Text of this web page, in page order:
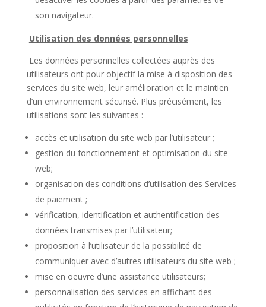
son navigateur.
Utilisation des données personnelles
Les données personnelles collectées auprès des
utilisateurs ont pour objectif la mise à disposition des
services du site web, leur amélioration et le maintien
d’un environnement sécurisé. Plus précisément, les
utilisations sont les suivantes :
accès et utilisation du site web par l’utilisateur ;
gestion du fonctionnement et optimisation du site
web;
organisation des conditions d’utilisation des Services
de paiement ;
vérification, identification et authentification des
données transmises par l’utilisateur;
proposition à l’utilisateur de la possibilité de
communiquer avec d’autres utilisateurs du site web ;
mise en oeuvre d’une assistance utilisateurs;
personnalisation des services en affichant des